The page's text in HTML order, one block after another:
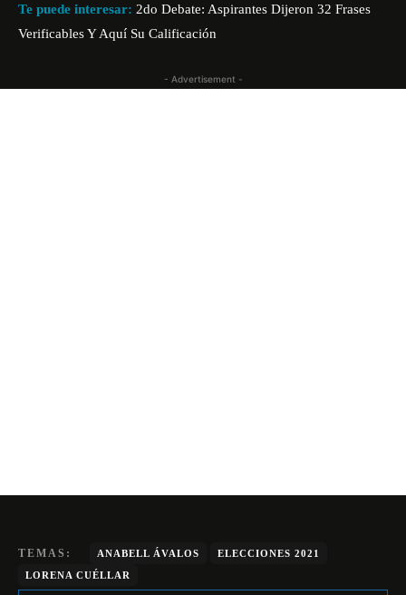
Te puede interesar: 2do Debate: Aspirantes Dijeron 32 Frases
Verificables Y Aquí Su Calificación
- Advertisement -
TEMAS: ANABELL ÁVALOS
ELECCIONES 2021
LORENA CUÉLLAR